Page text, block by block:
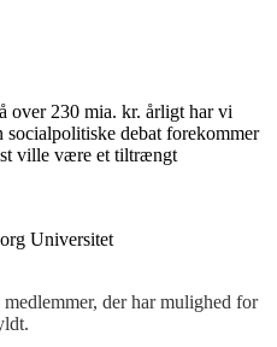
over 230 mia. kr. årligt har vi
debat forekommer
ville være et tiltrængt
Universitet
der har mulighed for